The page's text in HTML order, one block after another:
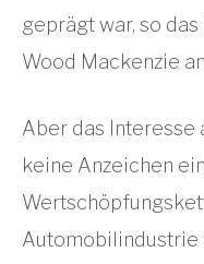
geprägt war, so
Wood Mackenzie
Aber das Interesse
keine Anzeichen
Automobilindustrie